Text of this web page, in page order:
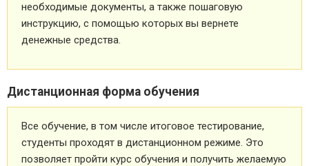
необходимые документы, а также пошаговую
инструкцию, с помощью которых вы вернете
денежные средства.
Дистанционная форма обучения
Все обучение, в том числе итоговое тестирование,
студенты проходят в дистанционном режиме. Это
позволяет пройти курс обучения и получить желаемую